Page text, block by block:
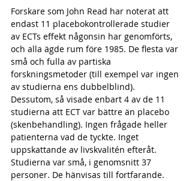
Forskare som John Read har noterat att
endast 11 placebokontrollerade studier
av ECTs effekt någonsin har genomförts,
och alla ägde rum före 1985. De flesta var
små och fulla av partiska
forskningsmetoder (till exempel var ingen
av studierna ens dubbelblind).
Dessutom, så visade enbart 4 av de 11
studierna att ECT var bättre än placebo
(skenbehandling). Ingen frågade heller
patienterna vad de tyckte. Inget
uppskattande av livskvalitén efteråt.
Studierna var små, i genomsnitt 37
personer. De hänvisas till fortfarande.